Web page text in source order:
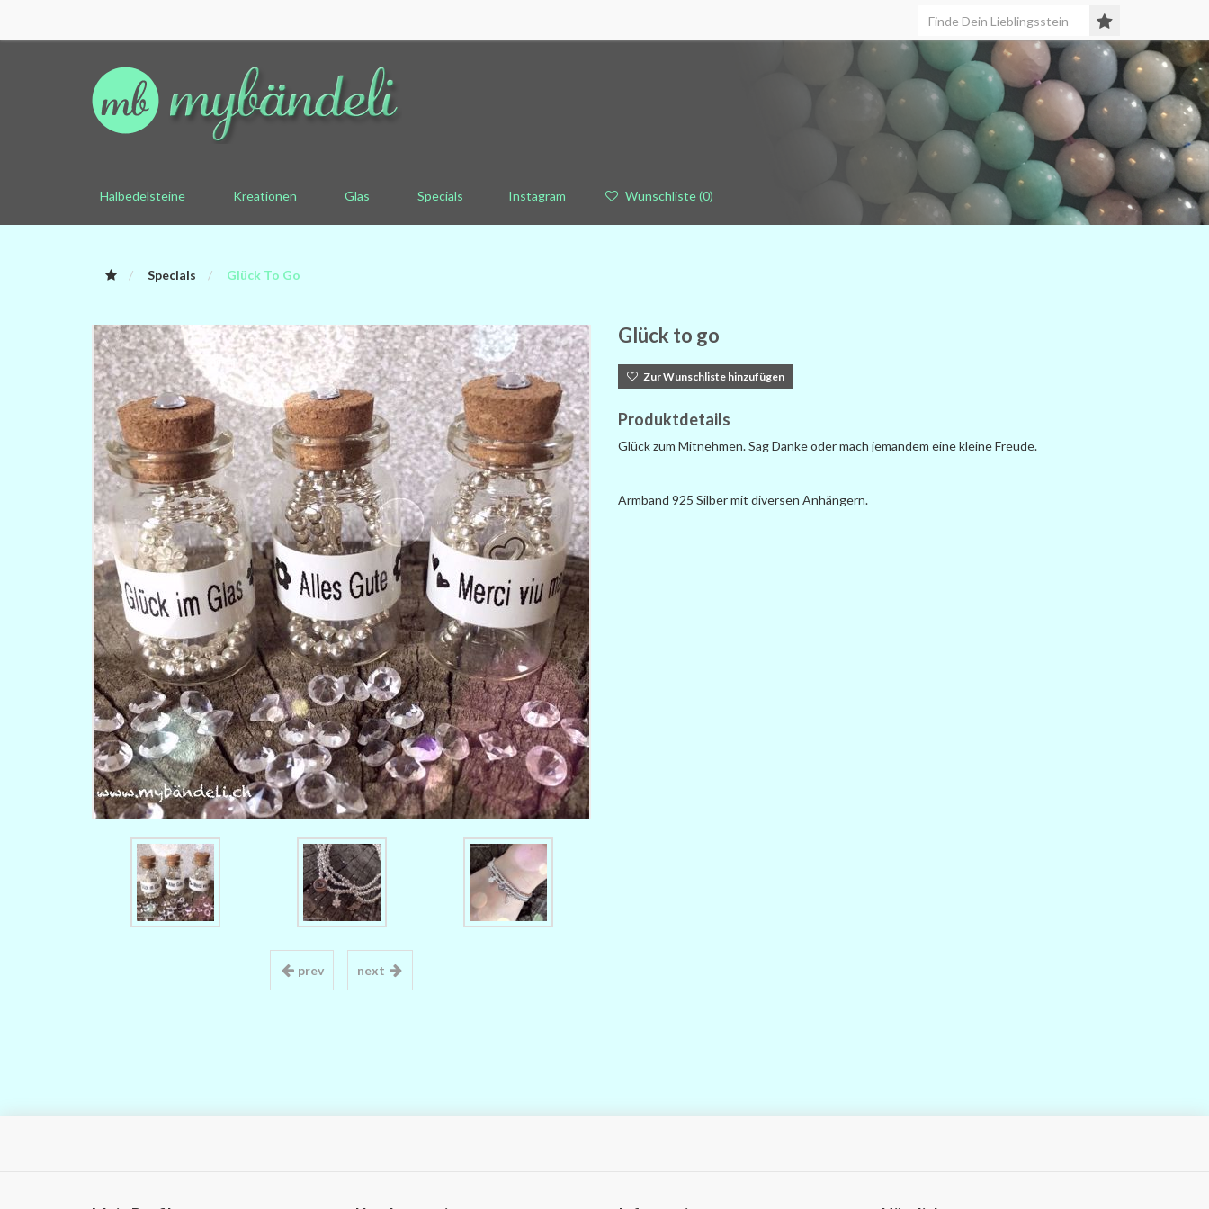
Halbedelsteine Kreationen Glas Specials Instagram Wunschliste(0)
Specials Glück To Go
prev next
Glück to go
Zur Wunschliste hinzufügen
Produktdetails
Glück zum Mitnehmen. Sag Danke oder mach jemandem eine kleine Freude.
Armband 925 Silber mit diversen Anhängern.